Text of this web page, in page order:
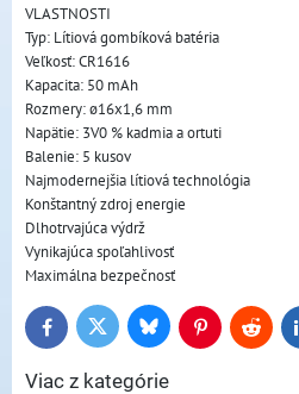
VLASTNOSTI
Typ: Lítiová gombíková batéria
Veľkosť: CR1616
Kapacita: 50 mAh
Rozmery: ø16x1,6 mm
Napätie: 3V0 % kadmia a ortuti
Balenie: 5 kusov
Najmodernejšia lítiová technológia
Konštantný zdroj energie
Dlhotrvajúca výdrž
Vynikajúca spoľahlivosť
Maximálna bezpečnosť
FacebookTwitter BlueskyPinterestReddit
Viac z kategórie